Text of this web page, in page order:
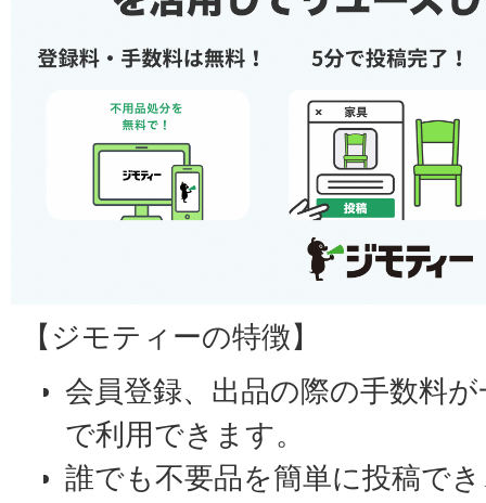
【ジモティーの特徴】
会員登録、出品の際の手数料
で利用できます。
誰でも不要品を簡単に投稿で